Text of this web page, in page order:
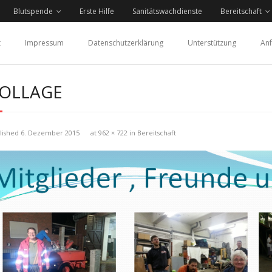
Blutspende Erste Hilfe Sanitätswachdienste Bereitschaft
Impressum Datenschutzerklärung Unterstützung
6. Dezember 2015 at 962 × 722 in Bereitschaft